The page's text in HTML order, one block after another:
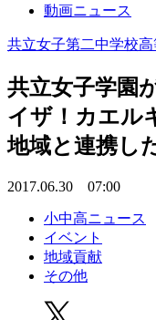
動画ニュース
共立女子第二中学校高
共立女子学園
イザ！カエル
地域と連携し
2017.06.30 07:00
小中高ニュース
イベント
地域貢献
その他